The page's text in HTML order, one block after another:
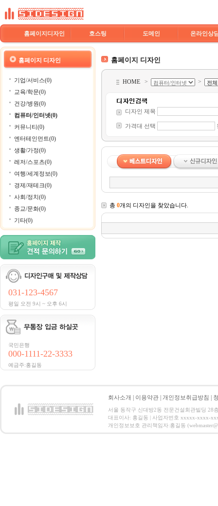
홈페이지디자인 호스팅 도메인 온라인상
홈페이지 디자인
기업/서비스(0)
교육/학문(0)
건강/병원(0)
컴퓨터/인터넷(0)
커뮤니티(0)
엔터테인먼트(0)
생활/가정(0)
레저/스포츠(0)
여행/세계정보(0)
경제/재테크(0)
사회/정치(0)
종교/문화(0)
기타(0)
031-123-4567
평일 오전 9시 ~ 오후 6시
국민은행
000-1111-22-3333
예금주:홍길동
홈페이지 디자인
HOME > >
디자인 제목
가격대 선택
총 0개의 디자인을 찾았습니다.
회사소개 이용약관 개인정보취급방침
서울 동작구 신대방2동 전문건설회관빌딩 28
대표이사: 홍길동 | 사업자번호 xxxxx-xxxx-
개인정보보호 관리책임자:홍길동